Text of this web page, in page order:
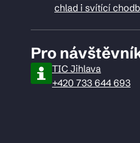
chlad i svítící
Pro
TIC Jihlava
+420 733 644 693